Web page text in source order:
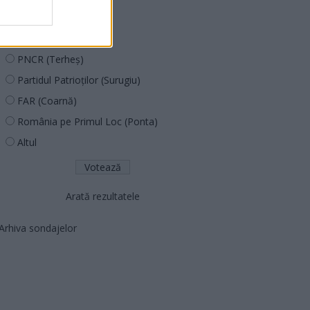
PNCR (Terheș)
Partidul Patrioților (Surugiu)
FAR (Coarnă)
România pe Primul Loc (Ponta)
Altul
Arată rezultatele
sondajelor